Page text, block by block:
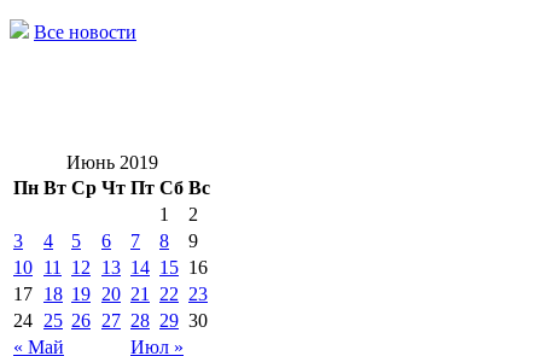
Все новости
Июнь 2019
Пн Вт Ср Чт Пт Сб Вс
« Май Июл »
1
2
3
4 5 6 7 8
9
10 11 12 13 14 15 16
17 18 19 20 21 22 23
24 25 26 27 28 29 30